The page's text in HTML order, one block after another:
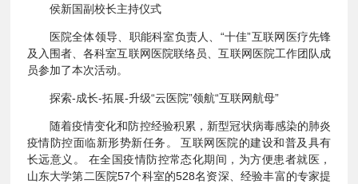
侯新国副校长主持仪式
医院全体领导、职能科室负责人、“十佳”互联网医疗先锋
及入围者、各科室互联网医院联络员、互联网医院工作团队成
员参加了本次活动。
探索-成长-拓展-升级“云医院”领航“互联网航母”
随着疫情变化和防控经验积累，新型冠状病毒感染的肺炎
疫情防控面临新形势新任务。 互联网医院的建设和普及具有
长远意义。 在全国疫情防控常态化期间，为方便患者就医，
山东大学第二医院57个科室的528名资深、经验丰富的专家提